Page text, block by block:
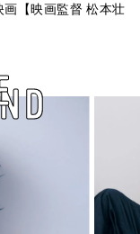
【映画監督 松本壮